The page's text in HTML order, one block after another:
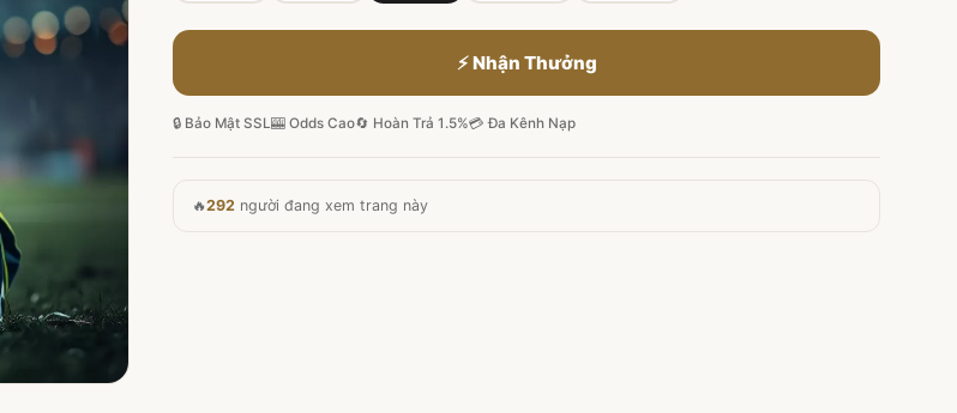
⚡ Nhận Thưởng
🔒 Bảo Mật SSL🎰 Odds Cao🔄 Hoàn Trả 1.5%💳 Đa Kênh Nạp
🔥292 người đang xem trang này